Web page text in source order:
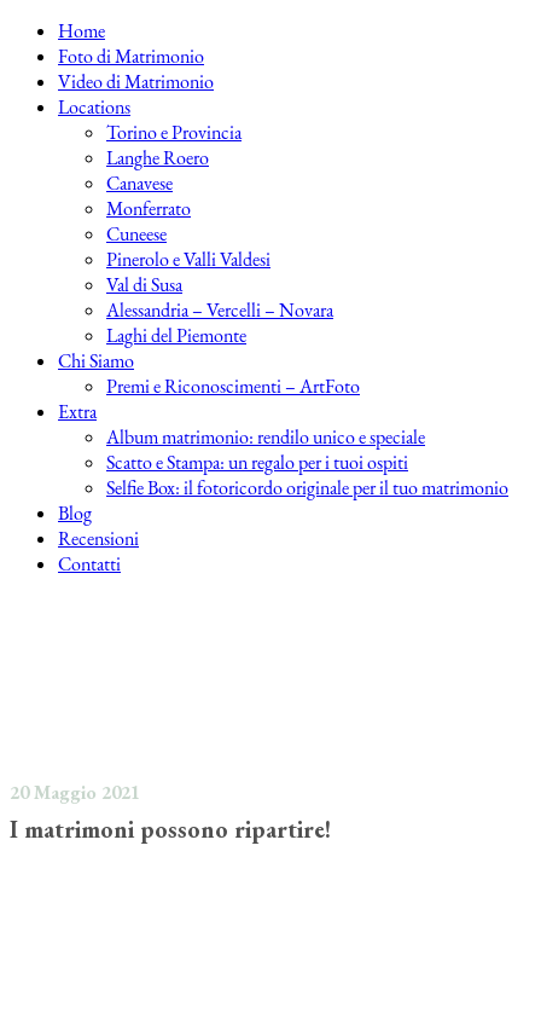
Home
Foto di Matrimonio
Video di Matrimonio
Locations
Torino e Provincia
Langhe Roero
Canavese
Monferrato
Cuneese
Pinerolo e Valli Valdesi
Val di Susa
Alessandria – Vercelli – Novara
Laghi del Piemonte
Chi Siamo
Premi e Riconoscimenti – ArtFoto
Extra
Album matrimonio: rendilo unico e speciale
Scatto e Stampa: un regalo per i tuoi ospiti
Selfie Box: il fotoricordo originale per il tuo matrimonio
Blog
Recensioni
Contatti
20 Maggio 2021
I matrimoni possono ripartire!